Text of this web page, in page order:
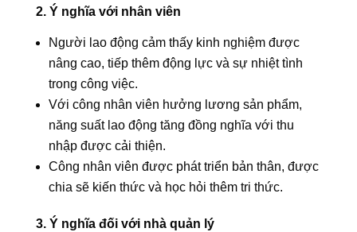
2. Ý nghĩa với nhân viên
Người lao động cảm thấy kinh nghiệm được
nâng cao, tiếp thêm động lực và sự nhiệt tình
trong công việc.
Với công nhân viên hưởng lương sản phẩm,
năng suất lao động tăng đồng nghĩa với thu
nhập được cải thiện.
Công nhân viên được phát triển bản thân, được
chia sẽ kiến thức và học hỏi thêm tri thức.
3. Ý nghĩa đối với nhà quản lý